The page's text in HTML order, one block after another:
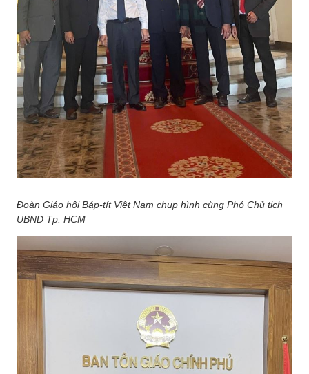
Đoàn Giáo hội Báp-tít Việt Nam chụp hình cùng Phó Chủ tịch
UBND Tp. HCM